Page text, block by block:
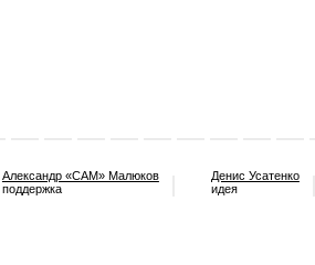
Александр «САМ» Малюков
поддержка
Денис Усатенко
идея